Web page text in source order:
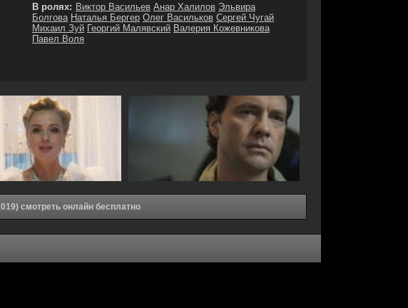
В ролях: Виктор Васильев Анар Халилов Эльвира
Болгова Наталья Бергер Олег Васильков Сергей Чугай
Михаил Зуй Георгий Малявский Валерия Кожевникова
Павел Воля
смотреть онлайн бесплатно